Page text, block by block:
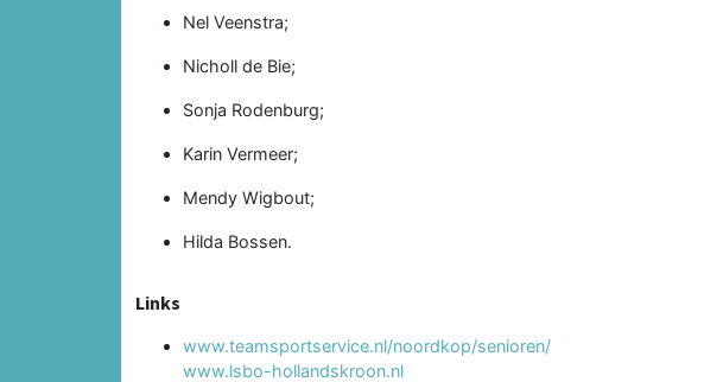
Nel Veenstra;
Nicholl de Bie;
Sonja Rodenburg;
Karin Vermeer;
Mendy Wigbout;
Hilda Bossen.
Links
www.teamsportservice.nl/noordkop/senioren/
www.lsbo-hollandskroon.nl